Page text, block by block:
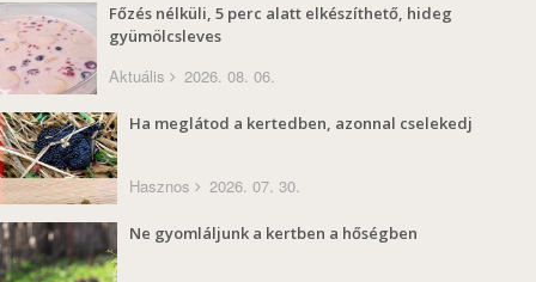
Főzés nélküli, 5 perc alatt elkészíthető, hideg
gyümölcsleves
Aktuális 2026. 08. 06.
Ha meglátod a kertedben, azonnal cselekedj
Hasznos 2026. 07. 30.
Ne gyomláljunk a kertben a hőségben